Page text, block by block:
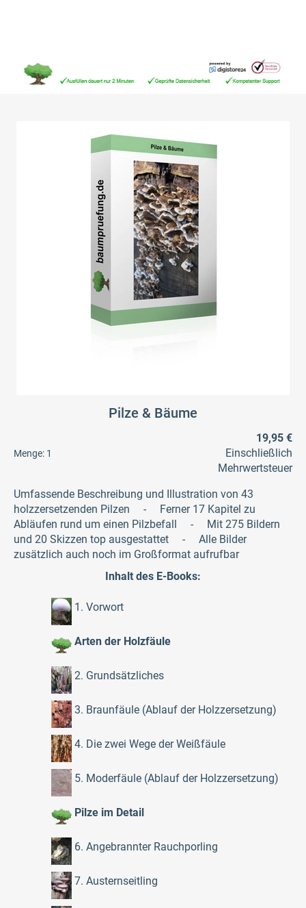
Pilze & Bäume
Menge: 1
19,95 €
Einschließlich
Mehrwertsteuer
Umfassende Beschreibung und Illustration von 43
holzzersetzenden Pilzen - Ferner 17 Kapitel zu
Abläufen rund um einen Pilzbefall - Mit 275 Bildern
und 20 Skizzen top ausgestattet - Alle Bilder
zusätzlich auch noch im Großformat aufrufbar
Inhalt des E-Books:
1. Vorwort
Arten der Holzfäule
2. Grundsätzliches
3. Braunfäule (Ablauf der Holzzersetzung)
4. Die zwei Wege der Weißfäule
5. Moderfäule (Ablauf der Holzzersetzung)
Pilze im Detail
6. Angebrannter Rauchporling
7. Austernseitling